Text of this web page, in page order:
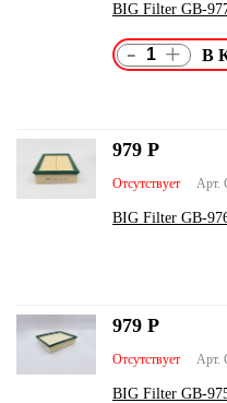
BIG Filter GB-
- +
Арт.
Отсутствует
BIG Filter GB-
979 Р
Арт.
Отсутствует
BIG Filter GB-
979 Р